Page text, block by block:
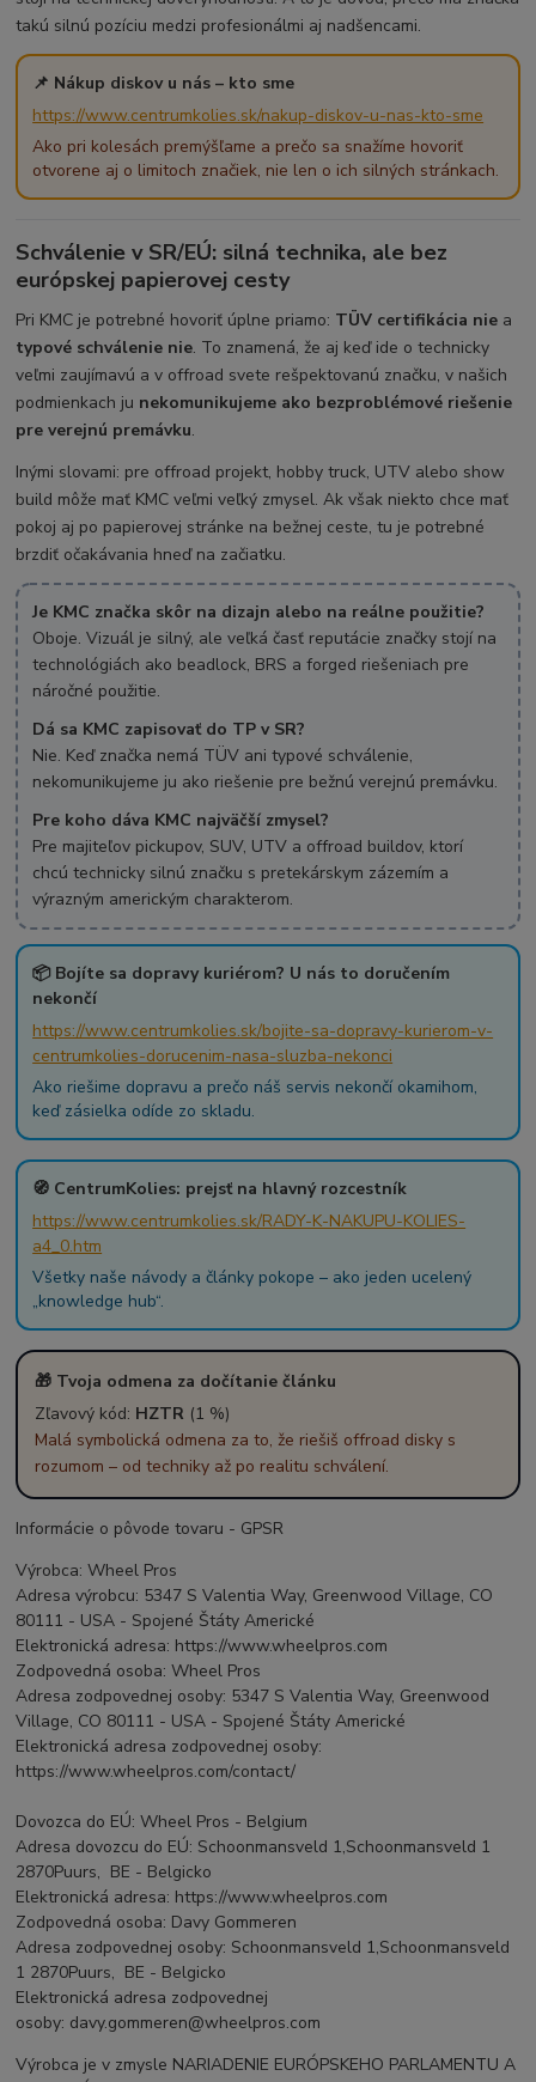
takú silnú pozíciu medzi profesionálmi aj nadšencami.
📌 Nákup diskov u nás – kto sme
https://www.centrumkolies.sk/nakup-diskov-u-nas-kto-sme
Ako pri kolesách premýšľame a prečo sa snažíme hovoriť
otvorene aj o limitoch značiek, nie len o ich silných stránkach.
Schválenie v SR/EÚ: silná technika, ale bez
európskej papierovej cesty
Pri KMC je potrebné hovoriť úplne priamo: TÜV certifikácia nie a
typové schválenie nie. To znamená, že aj keď ide o technicky
veľmi zaujímavú a v offroad svete rešpektovanú značku, v našich
podmienkach ju nekomunikujeme ako bezproblémové riešenie
pre verejnú premávku.
Inými slovami: pre offroad projekt, hobby truck, UTV alebo show
build môže mať KMC veľmi veľký zmysel. Ak však niekto chce mať
pokoj aj po papierovej stránke na bežnej ceste, tu je potrebné
brzdiť očakávania hneď na začiatku.
Je KMC značka skôr na dizajn alebo na reálne použitie?
Oboje. Vizuál je silný, ale veľká časť reputácie značky stojí na
technológiách ako beadlock, BRS a forged riešeniach pre
náročné použitie.
Dá sa KMC zapisovať do TP v SR?
Nie. Keď značka nemá TÜV ani typové schválenie,
nekomunikujeme ju ako riešenie pre bežnú verejnú premávku.
Pre koho dáva KMC najväčší zmysel?
Pre majiteľov pickupov, SUV, UTV a offroad buildov, ktorí
chcú technicky silnú značku s pretekárskym zázemím a
výrazným americkým charakterom.
📦 Bojíte sa dopravy kuriérom? U nás to doručením
nekončí
https://www.centrumkolies.sk/bojite-sa-dopravy-kurierom-v-
centrumkolies-dorucenim-nasa-sluzba-nekonci
Ako riešime dopravu a prečo náš servis nekončí okamihom,
keď zásielka odíde zo skladu.
🧭 CentrumKolies: prejsť na hlavný rozcestník
https://www.centrumkolies.sk/RADY-K-NAKUPU-KOLIES-
a4_0.htm
Všetky naše návody a články pokope – ako jeden ucelený
„knowledge hub“.
🎁 Tvoja odmena za dočítanie článku
Zľavový kód: HZTR (1 %)
Malá symbolická odmena za to, že riešiš offroad disky s
rozumom – od techniky až po realitu schválení.
Informácie o pôvode tovaru - GPSR
Výrobca: Wheel Pros
Adresa výrobcu: 5347 S Valentia Way, Greenwood Village, CO
80111 - USA - Spojené Štáty Americké
Elektronická adresa: https://www.wheelpros.com
Zodpovedná osoba: Wheel Pros
Adresa zodpovednej osoby: 5347 S Valentia Way, Greenwood
Village, CO 80111 - USA - Spojené Štáty Americké
Elektronická adresa zodpovednej osoby:
https://www.wheelpros.com/contact/
Dovozca do EÚ: Wheel Pros - Belgium
Adresa dovozcu do EÚ: Schoonmansveld 1,Schoonmansveld 1
2870Puurs, BE - Belgicko
Elektronická adresa: https://www.wheelpros.com
Zodpovedná osoba: Davy Gommeren
Adresa zodpovednej osoby: Schoonmansveld 1,Schoonmansveld
1 2870Puurs, BE - Belgicko
Elektronická adresa zodpovednej
osoby: davy.gommeren@wheelpros.com
Výrobca je v zmysle NARIADENIE EURÓPSKEHO PARLAMENTU A